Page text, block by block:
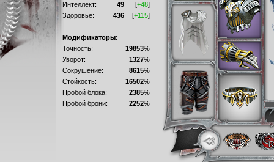
Интеллект:
49 [+48]
Здоровье:
436 [+115]
Модификаторы:
Точность:
19853%
Уворот:
1327%
Сокрушение:
8615%
Стойкость:
16502%
Пробой блока:
2385%
Пробой брони:
2252%